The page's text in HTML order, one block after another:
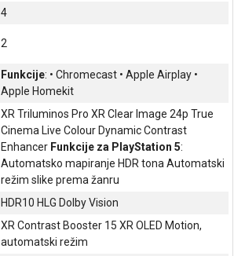
4
2
Funkcije: • Chromecast • Apple Airplay •
Apple Homekit
XR Triluminos Pro XR Clear Image 24p True
Cinema Live Colour Dynamic Contrast
Enhancer Funkcije za PlayStation 5:
Automatsko mapiranje HDR tona Automatski
režim slike prema žanru
HDR10 HLG Dolby Vision
XR Contrast Booster 15 XR OLED Motion,
automatski režim